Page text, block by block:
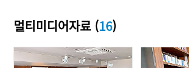
멀티미디어자료 (16)